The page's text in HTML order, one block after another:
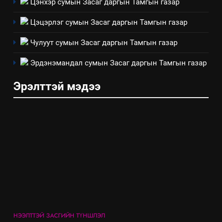
8
Мэдээлэл хариуцагчийн
үйлдвэрлэл, үйлчилгээ,
технологийн хүн, мал, амьтны
эрүүл мэнд, байгаль орчинд
ИЛ ТОД БАЙДАЛ
Цэнхэр сумын Засаг даргын Тамгын газар
Цэцэрлэг сумын Засаг даргын Тамгын газар
Чулуут сумын Засаг даргын Тамгын газар
Эрдэнэмандал сумын Засаг даргын Тамгын газар
Эрэлттэй мэдээ
НЭЭЛТТЭЙ ЗАСГИЙН ТҮНШЛЭЛ